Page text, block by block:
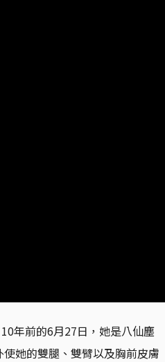
年前的6月27日，她是八仙塵
她的雙腿、雙臂以及胸前皮膚